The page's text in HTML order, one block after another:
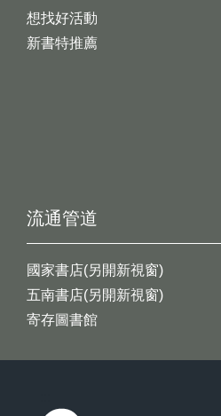
想找好活動
新書特推薦
流通管道
國家書店(另開新視窗)
五南書店(另開新視窗)
寄存圖書館